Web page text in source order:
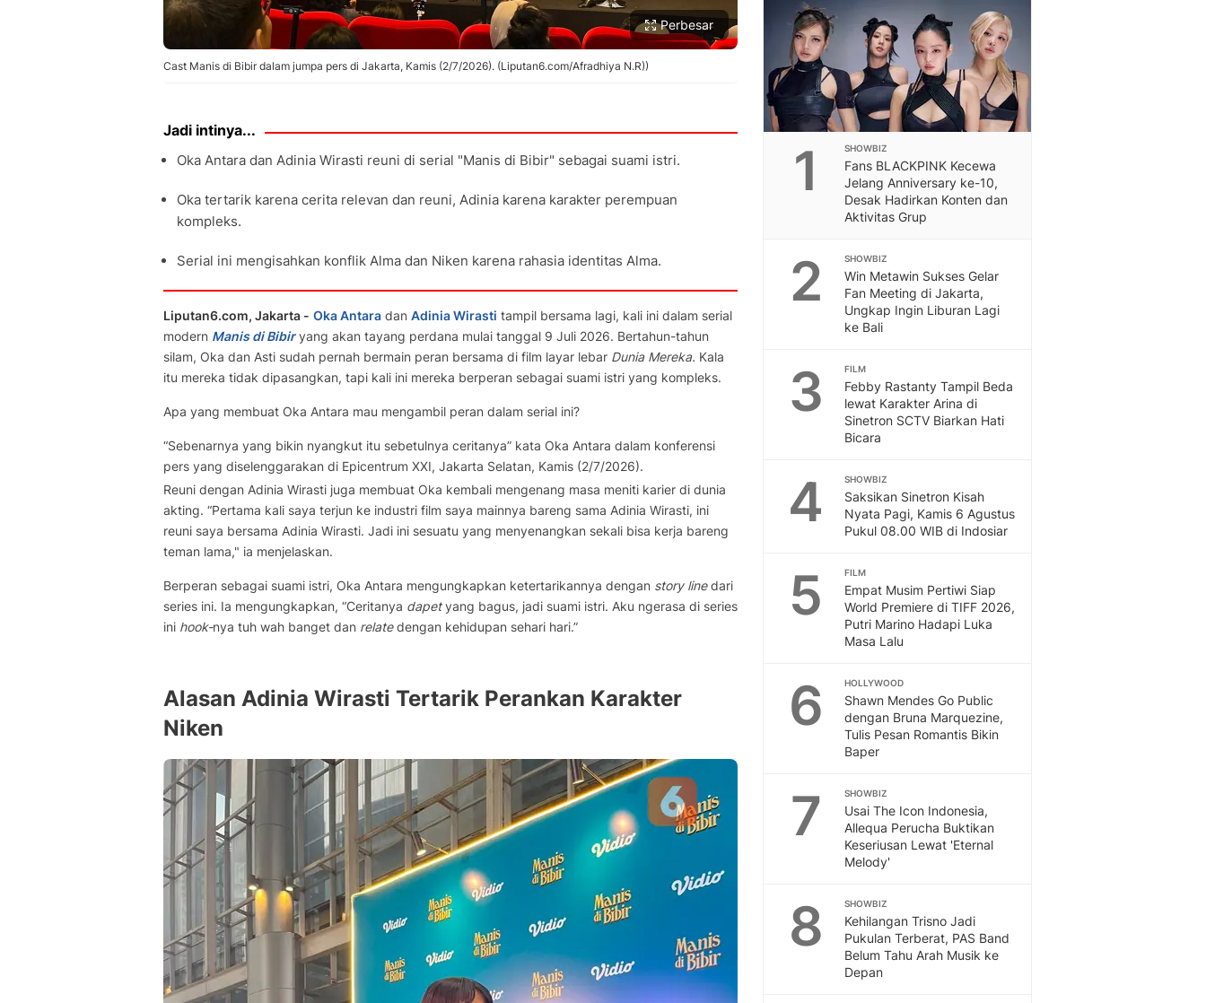
Perbesar
Cast Manis di Bibir dalam jumpa pers di Jakarta, Kamis (2/7/2026). (Liputan6.com/Afradhiya N.R))
Jadi intinya...
Oka Antara dan Adinia Wirasti reuni di serial "Manis di Bibir" sebagai suami istri.
Oka tertarik karena cerita relevan dan reuni, Adinia karena karakter perempuan
kompleks.
Serial ini mengisahkan konflik Alma dan Niken karena rahasia identitas Alma.
Liputan6.com, Jakarta - Oka Antara dan Adinia Wirasti tampil bersama lagi, kali ini dalam serial
modern Manis di Bibiryang akan tayang perdana mulai tanggal 9 Juli 2026. Bertahun-tahun
silam, Oka dan Asti sudah pernah bermain peran bersama di film layar lebar Dunia Mereka. Kala
itu mereka tidak dipasangkan, tapi kali ini mereka berperan sebagai suami istri yang kompleks.
Apa yang membuat Oka Antara mau mengambil peran dalam serial ini?
“Sebenarnya yang bikin nyangkut itu sebetulnya ceritanya” kata Oka Antara dalam konferensi
pers yang diselenggarakan di Epicentrum XXI, Jakarta Selatan, Kamis (2/7/2026).
Reuni dengan Adinia Wirasti juga membuat Oka kembali mengenang masa meniti karier di dunia
akting. “Pertama kali saya terjun ke industri film saya mainnya bareng sama Adinia Wirasti, ini
reuni saya bersama Adinia Wirasti. Jadi ini sesuatu yang menyenangkan sekali bisa kerja bareng
teman lama," ia menjelaskan.
Berperan sebagai suami istri, Oka Antara mengungkapkan ketertarikannya dengan story linedari
series ini. Ia mengungkapkan, “Ceritanya dapetyang bagus, jadi suami istri. Aku ngerasa di series
ini hook-nya tuh wah banget dan relatedengan kehidupan sehari hari.”
Alasan Adinia Wirasti Tertarik Perankan Karakter
Niken
1 SHOWBIZ
Fans BLACKPINK Kecewa
Jelang Anniversary ke-10,
Desak Hadirkan Konten dan
Aktivitas Grup
2 SHOWBIZ
Win Metawin Sukses Gelar
Fan Meeting di Jakarta,
Ungkap Ingin Liburan Lagi
ke Bali
3 FILM
Febby Rastanty Tampil Beda
lewat Karakter Arina di
Sinetron SCTV Biarkan Hati
Bicara
4 SHOWBIZ
Saksikan Sinetron Kisah
Nyata Pagi, Kamis 6 Agustus
Pukul 08.00 WIB di Indosiar
5 FILM
Empat Musim Pertiwi Siap
World Premiere di TIFF 2026,
Putri Marino Hadapi Luka
Masa Lalu
6 HOLLYWOOD
Shawn Mendes Go Public
dengan Bruna Marquezine,
Tulis Pesan Romantis Bikin
Baper
7 SHOWBIZ
Usai The Icon Indonesia,
Allequa Perucha Buktikan
Keseriusan Lewat 'Eternal
Melody'
8 SHOWBIZ
Kehilangan Trisno Jadi
Pukulan Terberat, PAS Band
Belum Tahu Arah Musik ke
Depan